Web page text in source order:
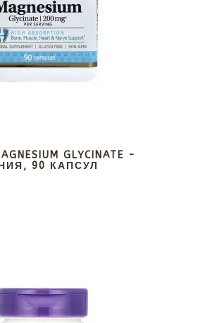
GLYCINATE -
90 КАПСУЛ